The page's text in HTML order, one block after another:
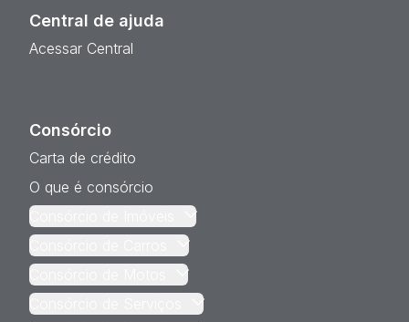
Central de ajuda
Acessar Central
Consórcio
Carta de crédito
O que é consórcio
Consórcio de Imóveis
Consórcio de Carros
Consórcio de Motos
Consórcio de Serviços